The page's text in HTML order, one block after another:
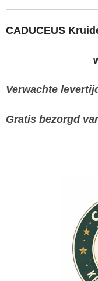
CADUCEUS
Verwachte
Gratis bezorgd